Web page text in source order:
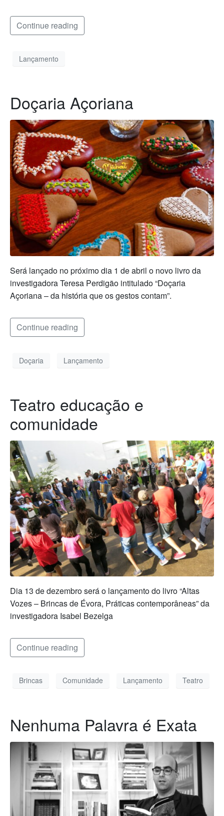
Continue reading
Lançamento
Doçaria Açoriana
Será lançado no próximo dia 1 de abril o novo livro da
investigadora Teresa Perdigão intitulado “Doçaria
Açoriana – da história que os gestos contam”.
Continue reading
Doçaria Lançamento
Teatro educação e
comunidade
Dia 13 de dezembro será o lançamento do livro “Altas
Vozes – Brincas de Évora, Práticas contemporâneas” da
investigadora Isabel Bezelga
Continue reading
Brincas Comunidade Lançamento Teatro
Nenhuma Palavra é Exata